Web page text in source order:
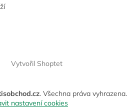
Vytvořil Shoptet
. Všechna práva vyhrazena.
nastavení cookies